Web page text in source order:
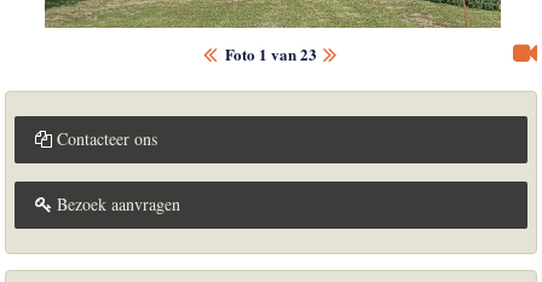
Foto 1 van 23
Contacteer ons
Bezoek aanvragen